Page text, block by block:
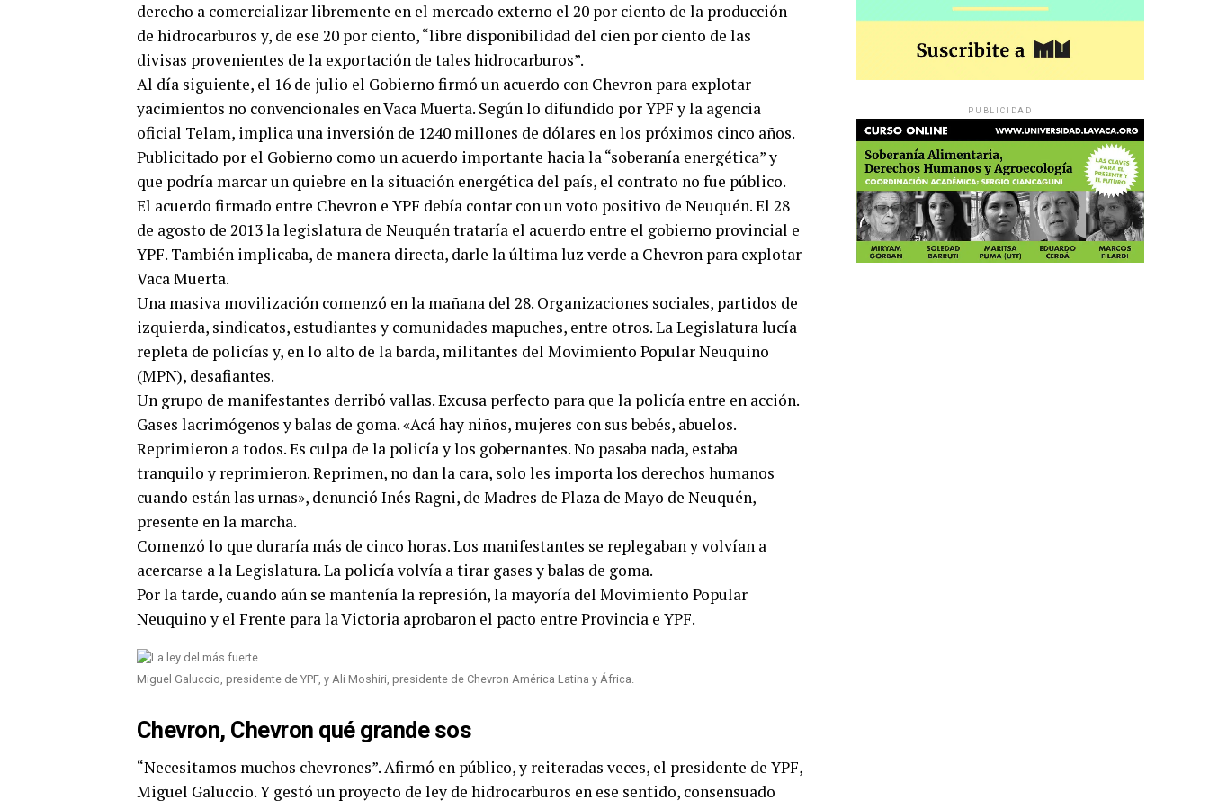
derecho a comercializar libremente en el mercado externo el 20 por ciento de la producción
de hidrocarburos y, de ese 20 por ciento, “libre disponibilidad del cien por ciento de las
divisas provenientes de la exportación de tales hidrocarburos”.
Al día siguiente, el 16 de julio el Gobierno firmó un acuerdo con Chevron para explotar
yacimientos no convencionales en Vaca Muerta. Según lo difundido por YPF y la agencia
oficial Telam, implica una inversión de 1240 millones de dólares en los próximos cinco años.
Publicitado por el Gobierno como un acuerdo importante hacia la “soberanía energética” y
que podría marcar un quiebre en la situación energética del país, el contrato no fue público.
El acuerdo firmado entre Chevron e YPF debía contar con un voto positivo de Neuquén. El 28
de agosto de 2013 la legislatura de Neuquén trataría el acuerdo entre el gobierno provincial e
YPF. También implicaba, de manera directa, darle la última luz verde a Chevron para explotar
Vaca Muerta.
Una masiva movilización comenzó en la mañana del 28. Organizaciones sociales, partidos de
izquierda, sindicatos, estudiantes y comunidades mapuches, entre otros. La Legislatura lucía
repleta de policías y, en lo alto de la barda, militantes del Movimiento Popular Neuquino
(MPN), desafiantes.
Un grupo de manifestantes derribó vallas. Excusa perfecto para que la policía entre en acción.
Gases lacrimógenos y balas de goma. «Acá hay niños, mujeres con sus bebés, abuelos.
Reprimieron a todos. Es culpa de la policía y los gobernantes. No pasaba nada, estaba
tranquilo y reprimieron. Reprimen, no dan la cara, solo les importa los derechos humanos
cuando están las urnas», denunció Inés Ragni, de Madres de Plaza de Mayo de Neuquén,
presente en la marcha.
Comenzó lo que duraría más de cinco horas. Los manifestantes se replegaban y volvían a
acercarse a la Legislatura. La policía volvía a tirar gases y balas de goma.
Por la tarde, cuando aún se mantenía la represión, la mayoría del Movimiento Popular
Neuquino y el Frente para la Victoria aprobaron el pacto entre Provincia e YPF.
Miguel Galuccio, presidente de YPF, y Ali Moshiri, presidente de Chevron América Latina y África.
Chevron, Chevron qué grande sos
“Necesitamos muchos chevrones”. Afirmó en público, y reiteradas veces, el presidente de YPF,
Miguel Galuccio. Y gestó un proyecto de ley de hidrocarburos en ese sentido, consensuado
PUBLICIDAD